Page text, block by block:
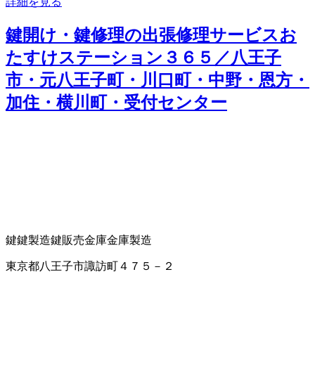
鍵開け・鍵修理の出張修理サービスお
たすけステーション３６５／八王子
市・元八王子町・川口町・中野・恩方・
加住・横川町・受付センター
鍵鍵製造鍵販売金庫金庫製造
東京都八王子市諏訪町４７５－２